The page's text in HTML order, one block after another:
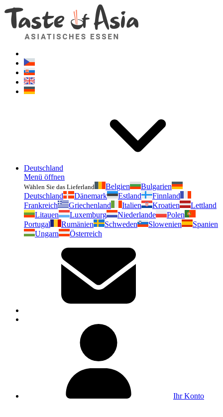
Deutschland
Menü öffnen
Wählen Sie das Lieferland Belgien
Bulgarien
Deutschland
Dänemark Estland
Finnland
Frankreich
Griechenland Italien Kroatien
Lettland
Litauen
Luxemburg Niederlande
Polen
Portugal
Rumänien Schweden Slowenien
Spanien
Ungarn
Österreich
Ihr Konto
Geschmackvonasien.de
Zögern Sie nicht zu fragen. Ich bin für Sie da!